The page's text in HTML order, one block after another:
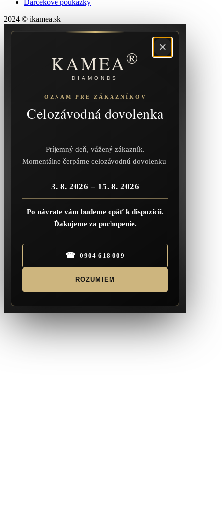
Darčekové poukážky
2024 © ikamea.sk
×
KAMEA®
DIAMONDS
OZNAM PRE ZÁKAZNÍKOV
Celozávodná dovolenka
Príjemný deň, vážený zákazník.
Momentálne čerpáme celozávodnú dovolenku.
3. 8. 2026 – 15. 8. 2026
Po návrate vám budeme opäť k dispozícii.
Ďakujeme za pochopenie.
☎ 0904 618 009
ROZUMIEM